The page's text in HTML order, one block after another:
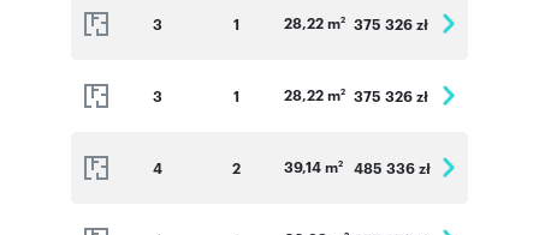
3 1 28,22 m2 375 326 zł
3 1 28,22 m2 375 326 zł
4 2 39,14 m2 485 336 zł